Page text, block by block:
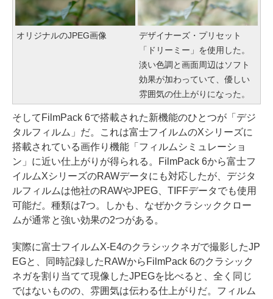
オリジナルのJPEG画像
デザイナーズ・プリセット
「ドリーミー」を使用した。
淡い色調と画面周辺はソフト
効果が加わっていて、優しい
雰囲気の仕上がりになった。
そしてFilmPack 6で搭載された新機能のひとつが「デジ
タルフィルム」だ。これは富士フイルムのXシリーズに
搭載されている画作り機能「フィルムシミュレーショ
ン」に近い仕上がりが得られる。FilmPack 6から富士フ
イルムXシリーズのRAWデータにも対応したが、デジタ
ルフィルムは他社のRAWやJPEG、TIFFデータでも使用
可能だ。種類は7つ。しかも、なぜかクラシッククロー
ムが通常と強い効果の2つがある。
実際に富士フイルムX-E4のクラシックネガで撮影したJP
EGと、同時記録したRAWからFilmPack 6のクラシック
ネガを割り当てて現像したJPEGを比べると、全く同じ
ではないものの、雰囲気は伝わる仕上がりだ。フィルム